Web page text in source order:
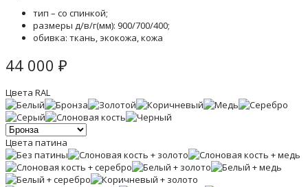
тип – со спинкой;
размеры д/в/г(мм): 900/700/400;
обивка: ткань, экокожа, кожа
44 000 ₽
Цвета RAL
Цвета патина